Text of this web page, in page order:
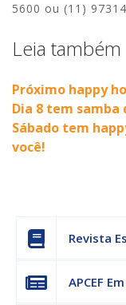
5600 ou (11)
Leia também
Próximo happy
Dia 8 tem samba
Sábado tem
você!
Revista
APCEF